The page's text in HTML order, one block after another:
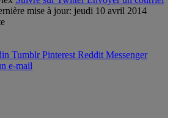
mise à jour: jeudi 10 avril 2014
Tumblr Pinterest Reddit Messenger
e-mail